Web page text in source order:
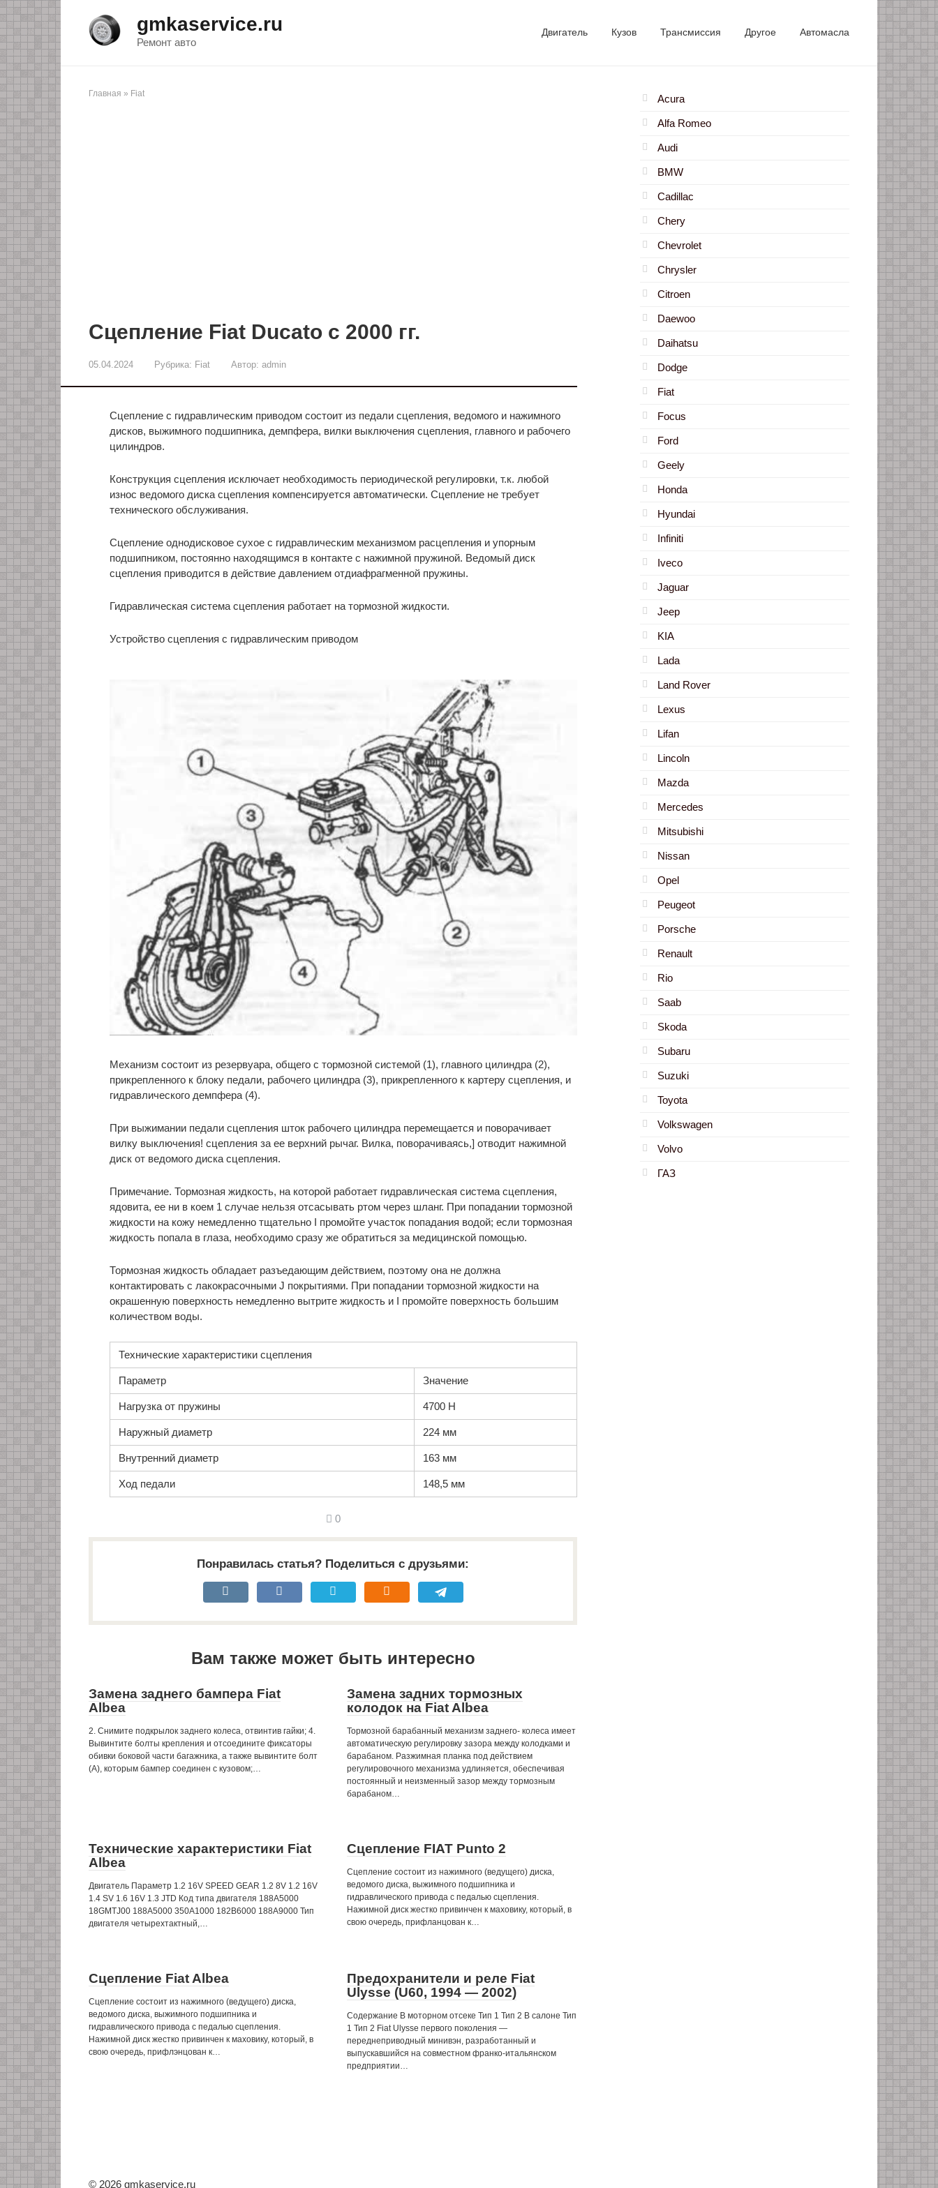
Перейти
к
контенту
gmkaservice.ru
Ремонт авто
Двигатель Кузов Трансмиссия Другое Автомасла
Главная » Fiat
Сцепление Fiat Ducato с 2000 гг.
05.04.2024 Рубрика: Fiat Автор: admin
Сцепление с гидравлическим приводом состоит из педали сцепления, ведомого и нажимного
дисков, выжимного подшипника, демпфера, вилки выключения сцепления, главного и рабочего
цилиндров.
Конструкция сцепления исключает необходимость периодической регулировки, т.к. любой
износ ведомого диска сцепления компенсируется автоматически. Сцепление не требует
технического обслуживания.
Сцепление однодисковое сухое с гидравлическим механизмом расцепления и упорным
подшипником, постоянно находящимся в контакте с нажимной пружиной. Ведомый диск
сцепления приводится в действие давлением отдиафрагменной пружины.
Гидравлическая система сцепления работает на тормозной жидкости.
Устройство сцепления с гидравлическим приводом
Механизм состоит из резервуара, общего с тормозной системой (1), главного цилиндра (2),
прикрепленного к блоку педали, рабочего цилиндра (3), прикрепленного к картеру сцепления, и
гидравлического демпфера (4).
При выжимании педали сцепления шток рабочего цилиндра перемещается и поворачивает
вилку выключения! сцепления за ее верхний рычаг. Вилка, поворачиваясь,] отводит нажимной
диск от ведомого диска сцепления.
Примечание. Тормозная жидкость, на которой работает гидравлическая система сцепления,
ядовита, ее ни в коем 1 случае нельзя отсасывать ртом через шланг. При попадании тормозной
жидкости на кожу немедленно тщательно I промойте участок попадания водой; если тормозная
жидкость попала в глаза, необходимо сразу же обратиться за медицинской помощью.
Тормозная жидкость обладает разъедающим действием, поэтому она не должна
контактировать с лакокрасочными J покрытиями. При попадании тормозной жидкости на
окрашенную поверхность немедленно вытрите жидкость и I промойте поверхность большим
количеством воды.
Технические характеристики сцепления
Параметр Значение
Нагрузка от пружины 4700 Н
Наружный диаметр 224 мм
Внутренний диаметр 163 мм
Ход педали 148,5 мм
0
Понравилась статья? Поделиться с друзьями:
Вам также может быть интересно
Замена заднего бампера Fiat
Albea
2. Снимите подкрылок заднего колеса, отвинтив гайки; 4.
Вывинтите болты крепления и отсоедините фиксаторы
обивки боковой части багажника, а также вывинтите болт
(А), которым бампер соединен с кузовом;…
Замена задних тормозных
колодок на Fiat Albea
Тормозной барабанный механизм заднего- колеса имеет
автоматическую регулировку зазора между колодками и
барабаном. Разжимная планка под действием
регулировочного механизма удлиняется, обеспечивая
постоянный и неизменный зазор между тормозным
барабаном…
Технические характеристики Fiat
Albea
Двигатель Параметр 1.2 16V SPEED GEAR 1.2 8V 1.2 16V
1.4 SV 1.6 16V 1.3 JTD Код типа двигателя 188A5000
18GMTJ00 188А5000 350А1000 182В6000 188A9000 Тип
двигателя четырехтактный,…
Сцепление FIAT Punto 2
Сцепление состоит из нажимного (ведущего) диска,
ведомого диска, выжимного подшипника и
гидравлического привода с педалью сцепления.
Нажимной диск жестко привинчен к маховику, который, в
свою очередь, прифланцован к…
Сцепление Fiat Albea
Сцепление состоит из нажимного (ведущего) диска,
ведомого диска, выжимного подшипника и
гидравлического привода с педалью сцепления.
Нажимной диск жестко привинчен к маховику, который, в
свою очередь, прифлэнцован к…
Предохранители и реле Fiat
Ulysse (U60, 1994 — 2002)
Содержание В моторном отсеке Тип 1 Тип 2 В салоне Тип
1 Тип 2 Fiat Ulysse первого поколения —
переднеприводный минивэн, разработанный и
выпускавшийся на совместном франко-итальянском
предприятии…
Acura
Alfa Romeo
Audi
BMW
Cadillac
Chery
Chevrolet
Chrysler
Citroen
Daewoo
Daihatsu
Dodge
Fiat
Focus
Ford
Geely
Honda
Hyundai
Infiniti
Iveco
Jaguar
Jeep
KIA
Lada
Land Rover
Lexus
Lifan
Lincoln
Mazda
Mercedes
Mitsubishi
Nissan
Opel
Peugeot
Porsche
Renault
Rio
Saab
Skoda
Subaru
Suzuki
Toyota
Volkswagen
Volvo
ГАЗ
© 2026 gmkaservice.ru